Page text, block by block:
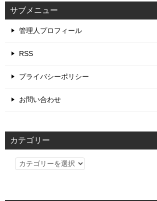
サブメニュー
管理人プロフィール
RSS
プライバシーポリシー
お問い合わせ
カテゴリー
カ